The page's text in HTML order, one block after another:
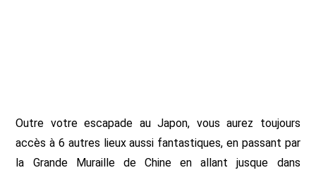
Outre votre escapade au Japon, vous aurez toujours
accès à 6 autres lieux aussi fantastiques, en passant par
la Grande Muraille de Chine en allant jusque dans